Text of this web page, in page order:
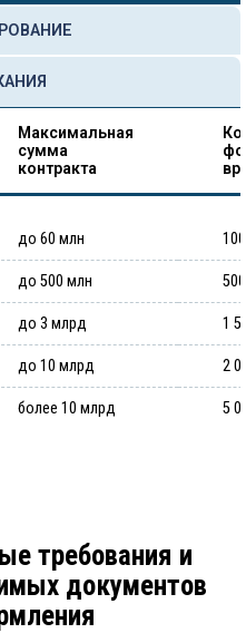
Максимальная
сумма
контракта
до 60 млн
до 500 млн
до 3 млрд 1
до 10 млрд 2
более 10 млрд 5
требования и
документов